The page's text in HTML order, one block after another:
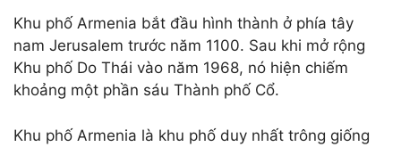
Khu phố Armenia bắt đầu hình thành ở phía tây
nam Jerusalem trước năm 1100. Sau khi mở rộng
Khu phố Do Thái vào năm 1968, nó hiện chiếm
khoảng một phần sáu Thành phố Cổ.
Khu phố Armenia là khu phố duy nhất trông giống